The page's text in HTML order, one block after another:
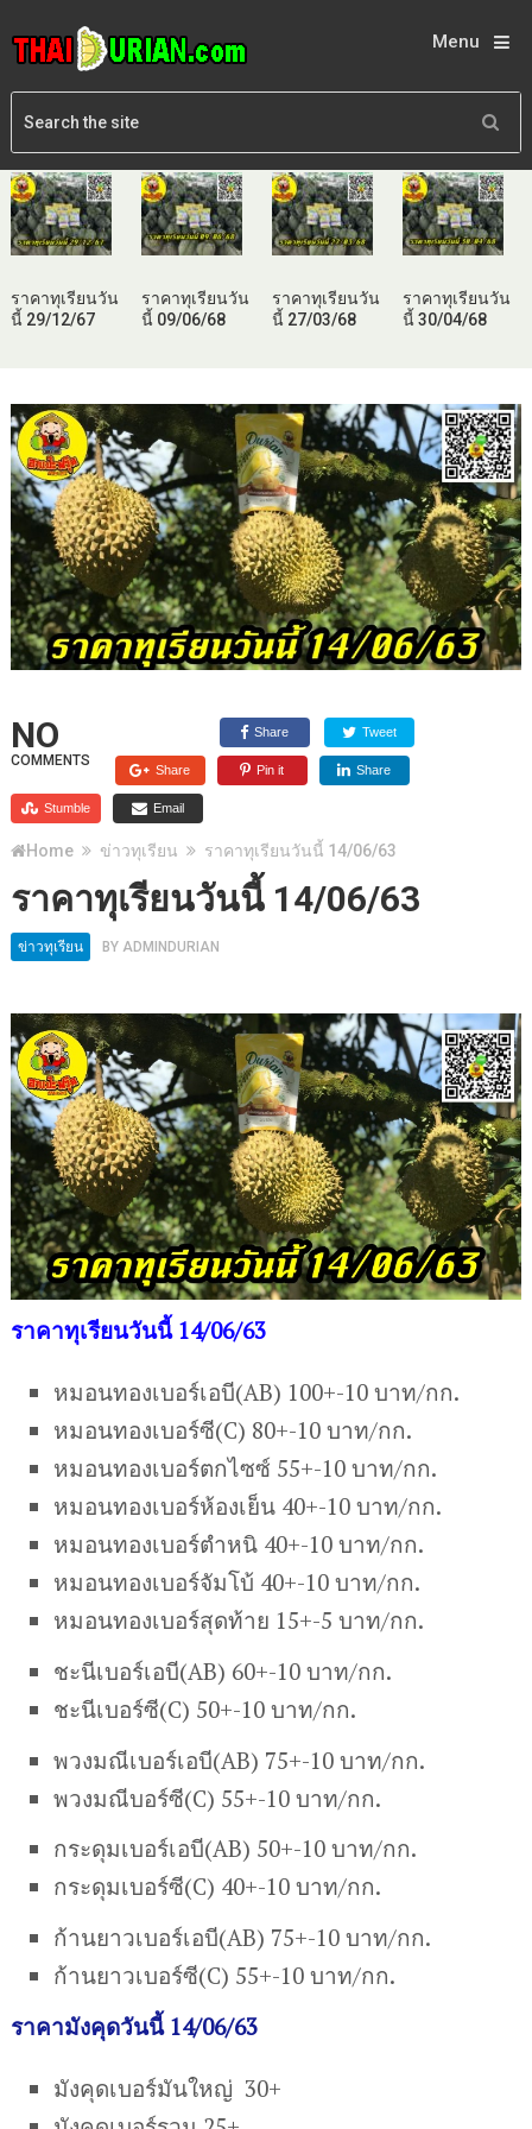
Menu
ราคาทุเรียนวัน
นี้ 29/12/67
ราคาทุเรียนวัน
นี้ 09/06/68
ราคาทุเรียนวัน
นี้ 27/03/68
ราคาทุเรียนวัน
นี้ 30/04/68
NO
COMMENTS
Share Tweet
Share Pin it Share
Stumble Email
Home ข่าวทุเรียน ราคาทุเรียนวันนี้ 14/06/63
ราคาทุเรียนวันนี้ 14/06/63
ข่าวทุเรียน BY ADMINDURIAN
ราคาทุเรียนวันนี้ 14/06/63
หมอนทองเบอร์เอบี(AB) 100+-10 บาท/กก.
หมอนทองเบอร์ซี(C) 80+-10 บาท/กก.
หมอนทองเบอร์ตกไซซ์ 55+-10 บาท/กก.
หมอนทองเบอร์ห้องเย็น 40+-10 บาท/กก.
หมอนทองเบอร์ตำหนิ 40+-10 บาท/กก.
หมอนทองเบอร์จัมโบ้ 40+-10 บาท/กก.
หมอนทองเบอร์สุดท้าย 15+-5 บาท/กก.
ชะนีเบอร์เอบี(AB) 60+-10 บาท/กก.
ชะนีเบอร์ซี(C) 50+-10 บาท/กก.
พวงมณีเบอร์เอบี(AB) 75+-10 บาท/กก.
พวงมณีบอร์ซี(C) 55+-10 บาท/กก.
กระดุมเบอร์เอบี(AB) 50+-10 บาท/กก.
กระดุมเบอร์ซี(C) 40+-10 บาท/กก.
ก้านยาวเบอร์เอบี(AB) 75+-10 บาท/กก.
ก้านยาวเบอร์ซี(C) 55+-10 บาท/กก.
ราคามังคุดวันนี้ 14/06/63
มังคุดเบอร์มันใหญ่ 30+